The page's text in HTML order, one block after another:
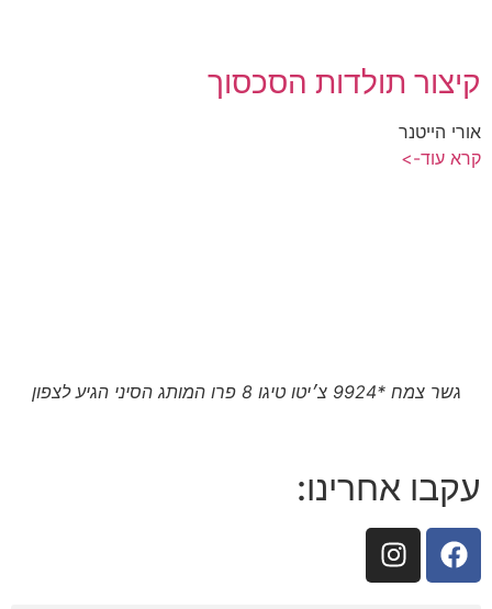
קיצור תולדות הסכסוך
אורי הייטנר
קרא עוד->
גשר צמח *9924 צ׳יטו טיגו 8 פרו המותג הסיני הגיע לצפון
עקבו אחרינו: